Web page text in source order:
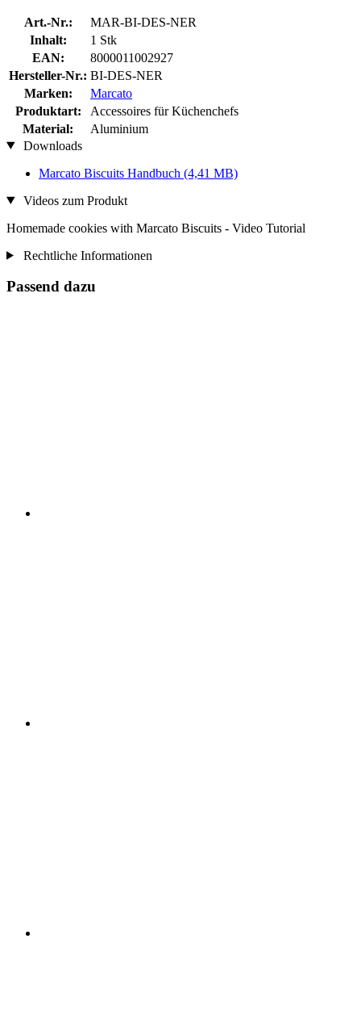
Art.-Nr.:
MAR-BI-DES-NER
Inhalt:
1 Stk
EAN:
8000011002927
Hersteller-Nr.: BI-DES-NER
Marken:
Marcato
Produktart:
Accessoires für Küchenchefs
Material:
Aluminium
Downloads
Marcato Biscuits Handbuch (4,41 MB)
Videos zum Produkt
Homemade cookies with Marcato Biscuits - Video Tutorial
Rechtliche Informationen
Passend dazu